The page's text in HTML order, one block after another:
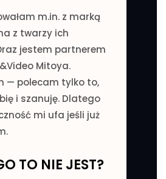
m.in. z marką
z twarzy ich
jestem partnerem
Mitoya.
— polecam tylko to,
i szanuję. Dlatego
mi ufa jeśli już
TO NIE JEST?